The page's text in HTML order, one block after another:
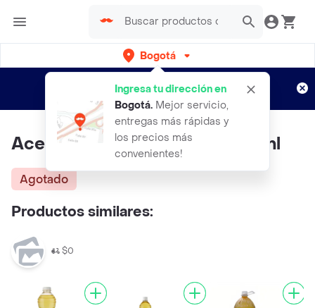
Bogotá
Ingresa tu dirección en
Bogotá. Mejor servicio,
entregas más rápidas y
los precios más
convenientes!
envíos gratis por semanas
Aplican TyC
Aceite Vegetal Riquisimo 900ml
Agotado
Productos similares:
$0